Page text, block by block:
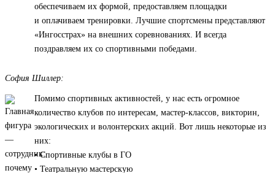
обеспечиваем их формой, предоставляем площадки
и оплачиваем тренировки. Лучшие спортсмены представляют
«Ингосстрах» на внешних соревнованиях. И всегда
поздравляем их со спортивными победами.
София Шиллер:
Помимо спортивных активностей, у нас есть огромное
количество клубов по интересам, мастер-классов, викторин,
экологических и волонтерских акций. Вот лишь некоторые из
них:
• Спортивные клубы в ГО
• Театральную мастерскую